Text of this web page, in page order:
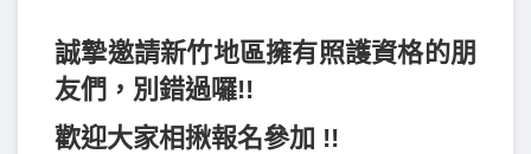
誠摯邀請新竹地區擁有照護資格的朋
友們，別錯過囉!!
歡迎大家相揪報名參加 !!